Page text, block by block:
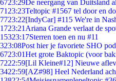
6723:29De neergang van Duitsland
71 23:23Teltopic #1567 tel door en
7723:22[IndyCar] #115 We're in
1723:21 Ariana Grande verlaat de
15323:17Sterren toen en nu #11
323:08Post hier je favoriete SHO
6723:01Het grote Baktopic (voor
7222:59[Lil Kleine#12] Nieuwe
3422:59[AZ#98] Heel Nederland